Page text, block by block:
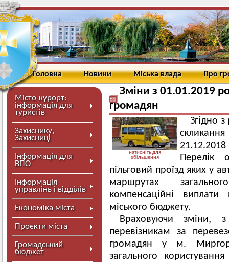
Головна Новини Міська влада Про
Місто-курорт:
інформація для
туристів
Захиснику,
Захисниці
Інформація для
ВПО
Інформація
управлінь і відділів
Економіка міста
Проєкти міста
Громадський
бюджет
Зміни з 01.01.2019
громадян
натисніть для
збільшення
Згідно
Перелік
пільговий проїзд яких у
маршрутах
компенсаційні
міського бюджету.
Враховуючи зміни,
перевізникам за
громадян у м.
загального